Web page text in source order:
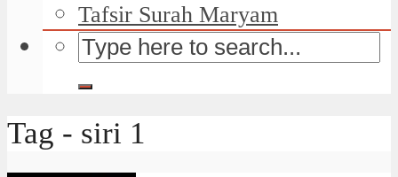
Tafsir Surah Maryam
Tag - siri 1